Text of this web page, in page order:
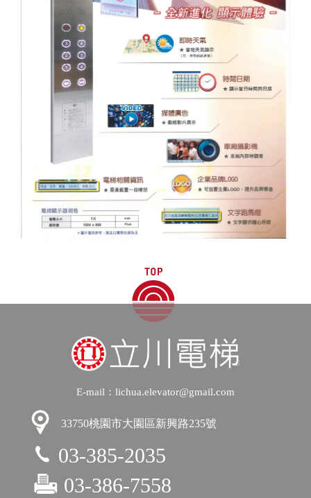
E-mail：lichua.elevator@gmail.com
03-385-2035
03-386-7558
©Copyright 立川機電工業有限公司
Powered By 網捷數位
TOP